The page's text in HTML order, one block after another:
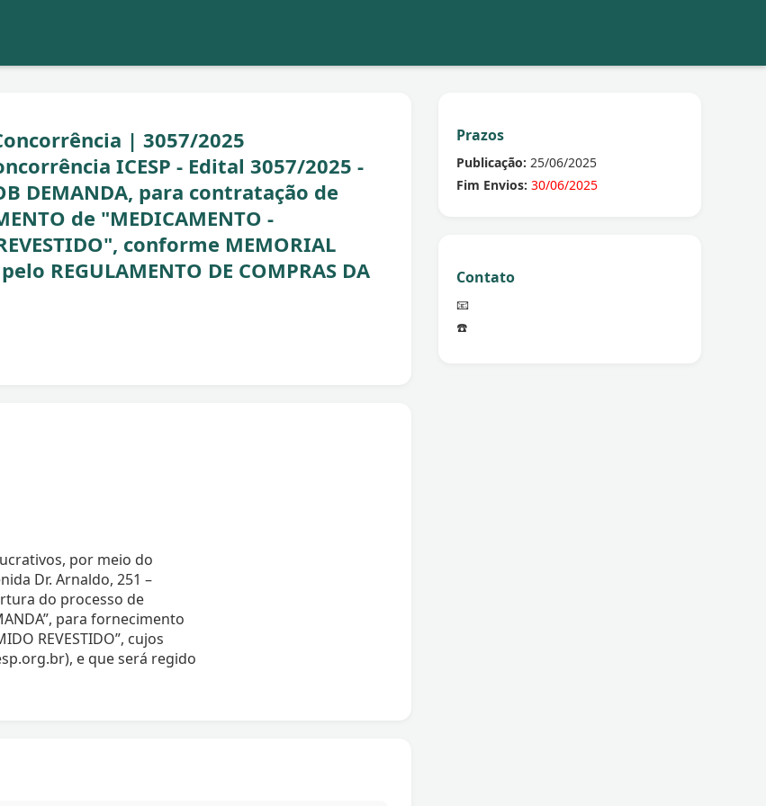
| 3057/2025
ICESP - Edital 3057/2025 -
DEMANDA, para contratação de
de "MEDICAMENTO -
conforme MEMORIAL
REGULAMENTO DE COMPRAS DA
por meio do
Dr. Arnaldo, 251 –
do processo de
para fornecimento
REVESTIDO”, cujos
e que será regido
Prazos
Publicação: 25/06/2025
Fim Envios: 30/06/2025
Contato
📧
☎️